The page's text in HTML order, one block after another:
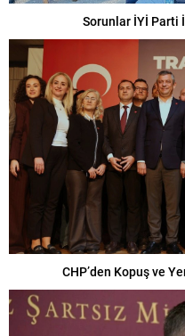
Sorunlar İYİ Parti
CHP’den Kopuş ve